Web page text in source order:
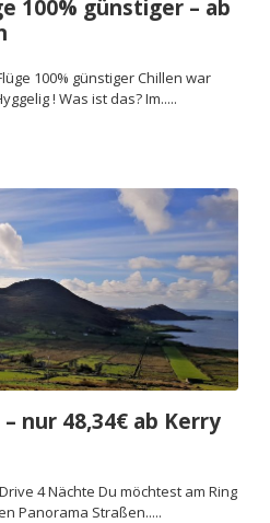
100% günstiger – ab
100% günstiger Chillen war
! Was ist das? Im.....
nur 48,34€ ab Kerry
4 Nächte Du möchtest am Ring
Panorama Straßen.....